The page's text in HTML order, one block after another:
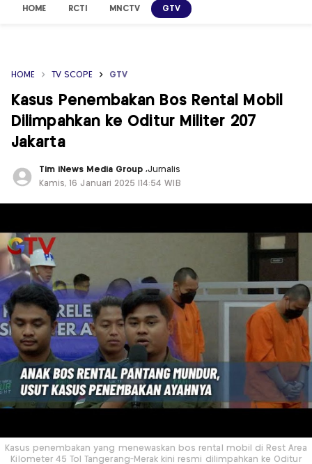
HOME RCTI MNCTV GTV
HOME TV SCOPE GTV
Kasus Penembakan Bos Rental Mobil
Dilimpahkan ke Oditur Militer 207
Jakarta
Tim iNews Media Group,Jurnalis
Kamis, 16 Januari 2025 |14:54 WIB
Kasus penembakan yang menewaskan bos rental mobil di Rest Area
Kilometer 45 Tol Tangerang-Merak kini resmi dilimpahkan ke Oditur